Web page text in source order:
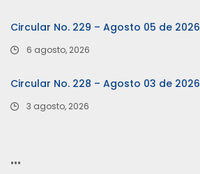
Circular No. 229 – Agosto 05 de 2026
6 agosto, 2026
Circular No. 228 – Agosto 03 de 2026
3 agosto, 2026
…